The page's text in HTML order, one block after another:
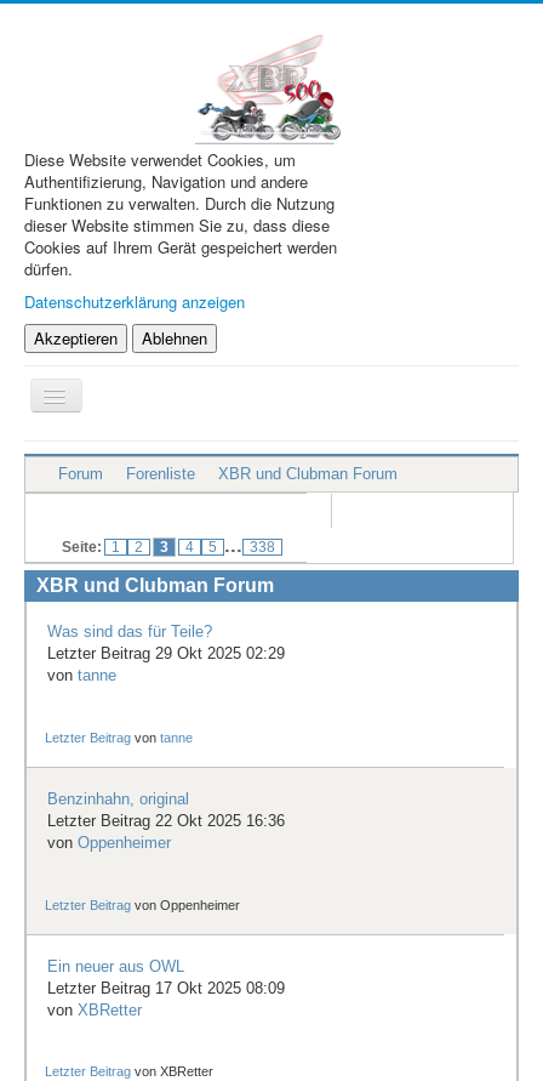
Diese Website verwendet Cookies, um
Authentifizierung, Navigation und andere
Funktionen zu verwalten. Durch die Nutzung
dieser Website stimmen Sie zu, dass diese
Cookies auf Ihrem Gerät gespeichert werden
dürfen.
Datenschutzerklärung anzeigen
Akzeptieren
Ablehnen
Navigation
an/aus
XBR.de
Technik
Forum
Treffen & Touren
Cafe-Ecke
Suche
Forum Forenliste XBR und Clubman Forum
Seite: 1 2 3 4 5 ... 338
XBR und Clubman Forum
Was sind das für Teile?
Letzter Beitrag 29 Okt 2025 02:29
von tanne
Letzter Beitrag vontanne
Benzinhahn, original
Letzter Beitrag 22 Okt 2025 16:36
von Oppenheimer
Letzter Beitrag vonOppenheimer
Ein neuer aus OWL
Letzter Beitrag 17 Okt 2025 08:09
von XBRetter
Letzter Beitrag vonXBRetter